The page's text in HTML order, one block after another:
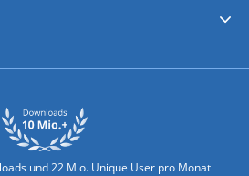
und 22 Mio. Unique User pro Monat